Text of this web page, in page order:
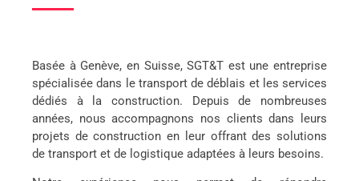
Basée à Genève, en Suisse, SGT&T est une entreprise
spécialisée dans le transport de déblais et les services
dédiés à la construction. Depuis de nombreuses
années, nous accompagnons nos clients dans leurs
projets de construction en leur offrant des solutions
de transport et de logistique adaptées à leurs besoins.